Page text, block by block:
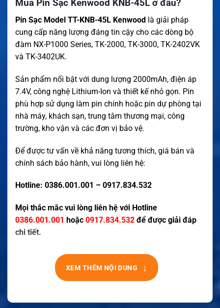
Mua Pin Sạc Kenwood KNB-45L ở đâu?
Pin Sạc Model TT-KNB-45L Kenwood là giải pháp
cung cấp năng lượng đáng tin cậy cho các dòng bộ
đàm NX-P1000 Series, TK-2000, TK-3000, TK-2402VK
và TK-3402UK.
Sản phẩm nổi bật với dung lượng 2000mAh, điện áp
7.4V, công nghệ Lithium-Ion và thiết kế nhỏ gọn. Pin
phù hợp sử dụng làm pin chính hoặc pin dự phòng tại
nhà máy, khách sạn, trung tâm thương mại, công
trường, kho vận và các đơn vị bảo vệ.
Để được tư vấn về khả năng tương thích, giá bán và
chính sách bảo hành, vui lòng liên hệ:
Hotline: 0386.001.001 – 0917.834.532
Mọi thắc mắc vui lòng liên hệ với Hotline
0386.001.001 hoặc 0917.834.532 để được giải đáp
chi tiết.
XEM THÊM NỘI DUNG ↓